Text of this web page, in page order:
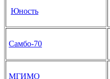
Юность
Самбо-70
МГИМО